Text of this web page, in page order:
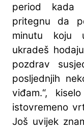
period kada
pritegnu da
minutu koju
ukradeš
pozdrav
posljednjih
viđam.“,
istovremeno
Još uvijek